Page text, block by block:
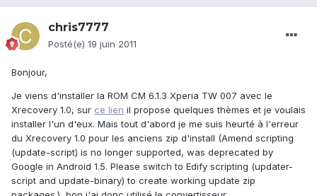
chris7777
Posté(e) 19 juin 2011
Bonjour,
Je viens d'installer la ROM CM 6.1.3 Xperia TW 007 avec le
Xrecovery 1.0, sur ce lien il propose quelques thèmes et je voulais
installer l'un d'eux. Mais tout d'abord je me suis heurté à l'erreur
du Xrecovery 1.0 pour les anciens zip d'install (Amend scripting
(update-script) is no longer supported, was deprecated by
Google in Android 1.5. Please switch to Edify scripting (updater-
script and update-binary) to create working update zip